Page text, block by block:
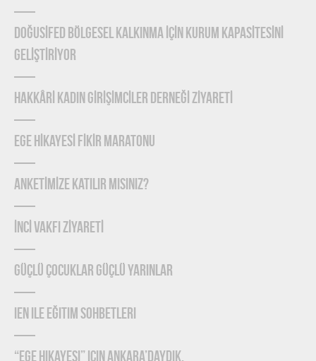
DOĞUSİFED BÖLGESEL KALKINMA İÇİN KURUM KAPASİTESİNİ
GELİŞTİRİYOR
HAKKÂRİ KADIN GİRİŞİMCİLER DERNEĞİ ZİYARETİ
EGE HİKAYESİ FİKİR MARATONU
ANKETİMİZE KATILIR MISINIZ?
İNCİ VAKFI ZİYARETİ
Güçlü Çocuklar Güçlü Yarınlar
IEN ile Eğitim Sohbetleri